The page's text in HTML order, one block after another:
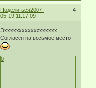
Поделиться 4
2007-
05-19 11:17:09
Эхххххххххххххххххх.....
Согласен на восьмое место
0